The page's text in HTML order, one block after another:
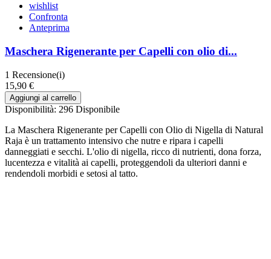
wishlist
Confronta
Anteprima
Maschera Rigenerante per Capelli con olio di...
1 Recensione(i)
15,90 €
Aggiungi al carrello
Disponibilità: 296 Disponibile
La Maschera Rigenerante per Capelli con Olio di Nigella di Natural
Raja è un trattamento intensivo che nutre e ripara i capelli
danneggiati e secchi. L'olio di nigella, ricco di nutrienti, dona forza,
lucentezza e vitalità ai capelli, proteggendoli da ulteriori danni e
rendendoli morbidi e setosi al tatto.